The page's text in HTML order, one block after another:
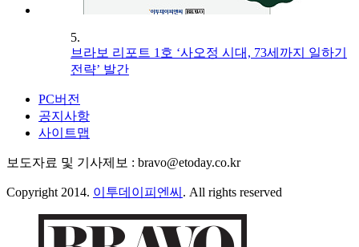
5.
브라보 리포트 1호 ‘사오정 시대, 73세까지 일하기
전략’ 발간
PC버전
공지사항
사이트맵
보도자료 및 기사제보 : bravo@etoday.co.kr
Copyright 2014. 이투데이피엔씨 . All rights reserved